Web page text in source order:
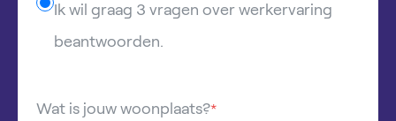
Ik wil graag 3 vragen over werkervaring
beantwoorden.
Wat is jouw woonplaats?*